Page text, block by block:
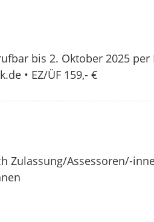
bis 2. Oktober 2025 per
• EZ/ÜF 159,- €
Zulassung/Assessoren/-